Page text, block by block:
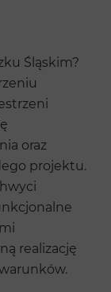
Śląskim?
oraz
projektu.
realizację